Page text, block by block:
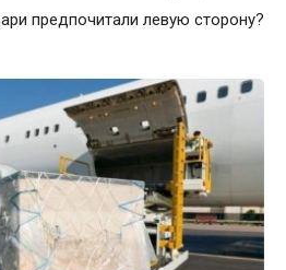
предпочитали левую сторону?